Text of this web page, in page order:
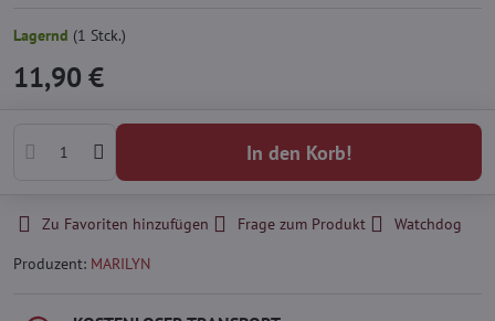
Lagernd (1 Stck.)
11,90 €
In den Korb!
Zu Favoriten hinzufügen Frage zum Produkt
Watchdog
Produzent: MARILYN